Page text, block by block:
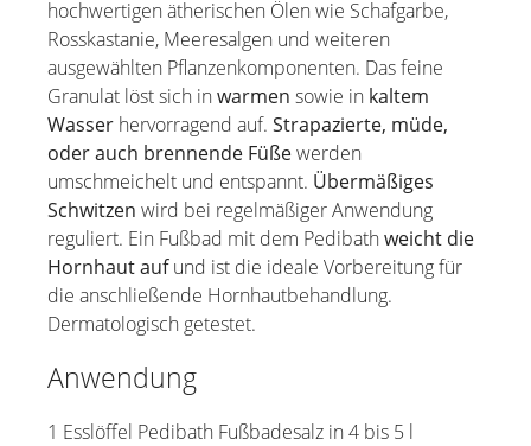
hochwertigen ätherischen Ölen wie Schafgarbe,
Rosskastanie, Meeresalgen und weiteren
ausgewählten Pflanzenkomponenten. Das feine
Granulat löst sich inwarmen sowie in kaltem
Wasser hervorragend auf. Strapazierte, müde,
oder auch brennende Füßewerden
umschmeichelt und entspannt. Übermäßiges
Schwitzen wird bei regelmäßiger Anwendung
reguliert. Ein Fußbad mit dem Pedibathweicht die
Hornhaut aufund ist die ideale Vorbereitung für
die anschließende Hornhautbehandlung.
Dermatologisch getestet.
Anwendung
1 Esslöffel Pedibath Fußbadesalz in 4 bis 5 l